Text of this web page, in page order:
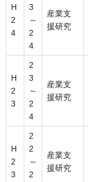
H
2
4
3
～
2
4
産業支
援研究
H
2
3
2
3
～
2
4
産業支
援研究
H
2
3
2
2
～
2
産業支
援研究